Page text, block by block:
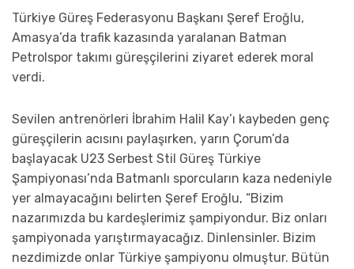
Türkiye Güreş Federasyonu Başkanı Şeref Eroğlu,
Amasya’da trafik kazasında yaralanan Batman
Petrolspor takımı güreşçilerini ziyaret ederek moral
verdi.
Sevilen antrenörleri İbrahim Halil Kay’ı kaybeden genç
güreşçilerin acısını paylaşırken, yarın Çorum’da
başlayacak U23 Serbest Stil Güreş Türkiye
Şampiyonası’nda Batmanlı sporcuların kaza nedeniyle
yer almayacağını belirten Şeref Eroğlu, “Bizim
nazarımızda bu kardeşlerimiz şampiyondur. Biz onları
şampiyonada yarıştırmayacağız. Dinlensinler. Bizim
nezdimizde onlar Türkiye şampiyonu olmuştur. Bütün